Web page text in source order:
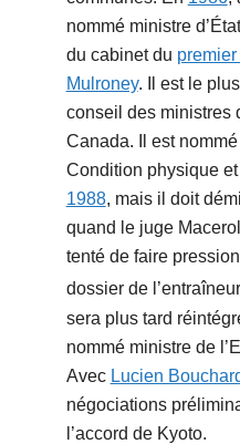
nommé ministre
du cabinet du
Mulroney. Il est le
conseil des ministres
Canada. Il est
Condition physique
1988, mais il doit
quand le juge
tenté de faire
dossier de
sera plus tard
nommé ministre de
Avec Lucien
négociations
l’accord de Kyoto.